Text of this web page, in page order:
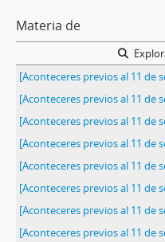
Materia de
[Aconteceres previos al 11 de
[Aconteceres previos al 11 de
[Aconteceres previos al 11 de
[Aconteceres previos al 11 de
[Aconteceres previos al 11 de
[Aconteceres previos al 11 de
[Aconteceres previos al 11 de
[Aconteceres previos al 11 de